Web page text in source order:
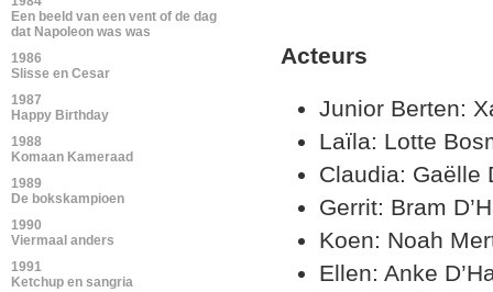
Een beeld van een vent of de dag
dat Napoleon was was
1986
Slisse en Cesar
1987
Happy Birthday
1988
Komaan Kameraad
1989
De bokskampioen
1990
Viermaal anders
1991
Ketchup en sangria
Acteurs
Junior Berten:
Laïla: Lotte
Claudia: Gaëlle
Gerrit: Bram
Koen: Noah
Ellen: Anke